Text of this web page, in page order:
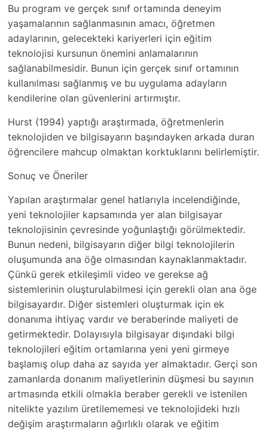
Bu program ve gerçek sınıf ortamında deneyim
yaşamalarının sağlanmasının amacı, öğretmen
adaylarının, gelecekteki kariyerleri için eğitim
teknolojisi kursunun önemini anlamalarının
sağlanabilmesidir. Bunun için gerçek sınıf ortamının
kullanılması sağlanmış ve bu uygulama adayların
kendilerine olan güvenlerini artırmıştır.
Hurst (1994) yaptığı araştırmada, öğretmenlerin
teknolojiden ve bilgisayarın başındayken arkada duran
öğrencilere mahcup olmaktan korktuklarını belirlemiştir.
Sonuç ve Öneriler
Yapılan araştırmalar genel hatlarıyla incelendiğinde,
yeni teknolojiler kapsamında yer alan bilgisayar
teknolojisinin çevresinde yoğunlaştığı görülmektedir.
Bunun nedeni, bilgisayarın diğer bilgi teknolojilerin
oluşumunda ana öğe olmasından kaynaklanmaktadır.
Çünkü gerek etkileşimli video ve gerekse ağ
sistemlerinin oluşturulabilmesi için gerekli olan ana öge
bilgisayardır. Diğer sistemleri oluşturmak için ek
donanıma ihtiyaç vardır ve beraberinde maliyeti de
getirmektedir. Dolayısıyla bilgisayar dışındaki bilgi
teknolojileri eğitim ortamlarına yeni yeni girmeye
başlamış olup daha az sayıda yer almaktadır. Gerçi son
zamanlarda donanım maliyetlerinin düşmesi bu sayının
artmasında etkili olmakla beraber gerekli ve istenilen
nitelikte yazılım üretilememesi ve teknolojideki hızlı
değişim araştırmaların ağırlıklı olarak ve eğitim